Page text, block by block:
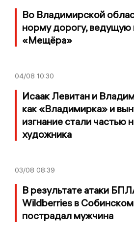
Во Владимирской
норму дорогу, ведущую
«Мещёра»
04/08 10:30
Исаак Левитан и
как «Владимирка» и
изгнание стали частью
художника
03/08 08:39
В результате атаки
Wildberries в
пострадал мужчина